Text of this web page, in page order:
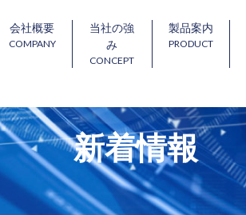
会社概要
COMPANY
当社の強
み
CONCEPT
製品案内
PRODUCT
新着情報